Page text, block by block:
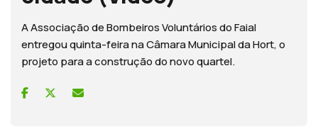
A Associação de Bombeiros Voluntários do Faial
entregou quinta-feira na Câmara Municipal da Hort, o
projeto para a construção do novo quartel.